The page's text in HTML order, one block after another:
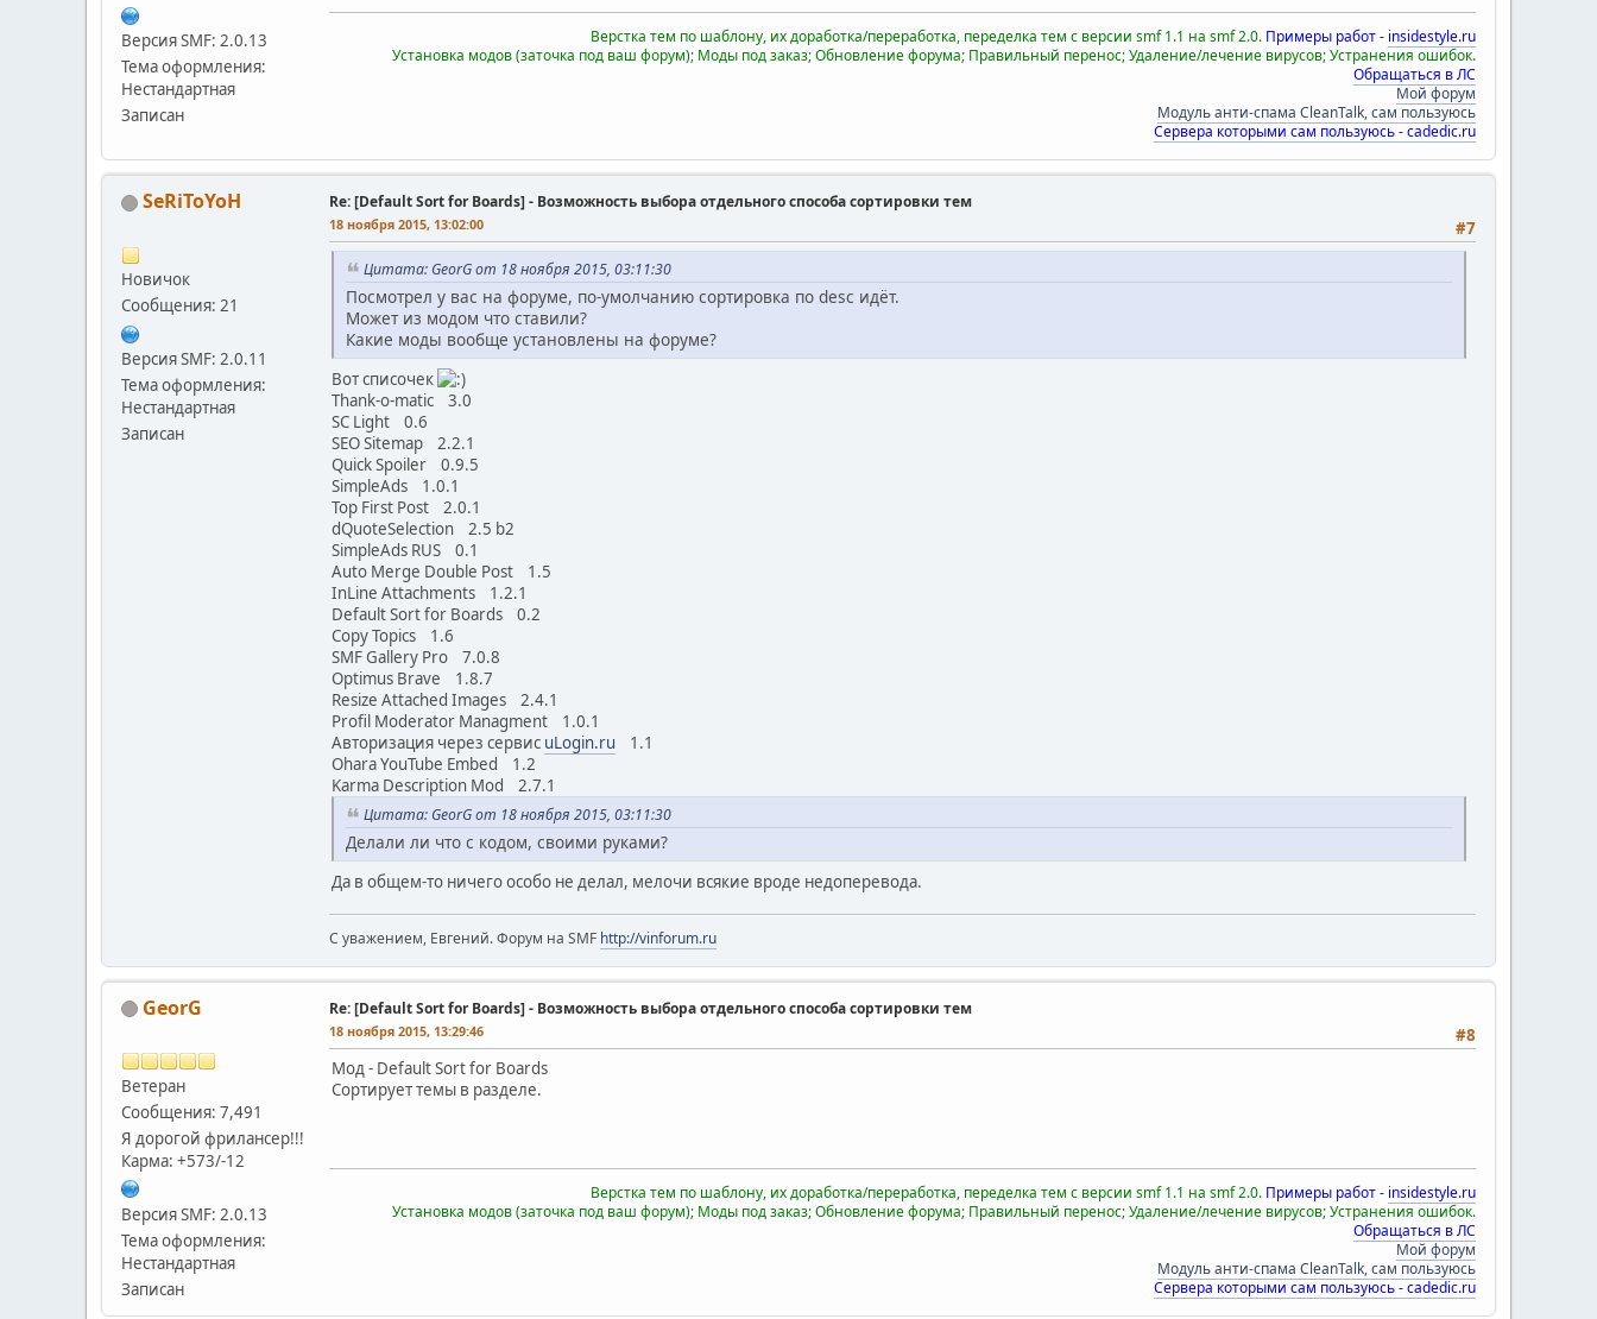
Версия SMF: 2.0.13
Тема оформления:
Нестандартная
Записан
Верстка тем по шаблону, их доработка/переработка, переделка тем с версии smf 1.1 на smf 2.0. Примеры работ - insidestyle.ru
Установка модов (заточка под ваш форум); Моды под заказ; Обновление форума; Правильный перенос; Удаление/лечение вирусов; Устранения ошибок.
Обращаться в ЛС
Мой форум
Модуль анти-спама CleanTalk, сам пользуюсь
Сервера которыми сам пользуюсь - cadedic.ru
SeRiToYoH
Новичок
Сообщения: 21
Версия SMF: 2.0.11
Тема оформления:
Нестандартная
Записан
Re: [Default Sort for Boards] - Возможность выбора отдельного способа сортировки тем
#7
18 ноября 2015, 13:02:00
Цитата: GeorG от 18 ноября 2015, 03:11:30
Посмотрел у вас на форуме, по-умолчанию сортировка по desc идёт.
Может из модом что ставили?
Какие моды вообще установлены на форуме?
Вот списочек
Thank-o-matic 3.0
SC Light 0.6
SEO Sitemap 2.2.1
Quick Spoiler 0.9.5
SimpleAds 1.0.1
Top First Post 2.0.1
dQuoteSelection 2.5 b2
SimpleAds RUS 0.1
Auto Merge Double Post 1.5
InLine Attachments 1.2.1
Default Sort for Boards 0.2
Copy Topics 1.6
SMF Gallery Pro 7.0.8
Optimus Brave 1.8.7
Resize Attached Images 2.4.1
Profil Moderator Managment 1.0.1
Авторизация через сервис uLogin.ru 1.1
Ohara YouTube Embed 1.2
Karma Description Mod 2.7.1
Цитата: GeorG от 18 ноября 2015, 03:11:30
Делали ли что с кодом, своими руками?
Да в общем-то ничего особо не делал, мелочи всякие вроде недоперевода.
С уважением, Евгений. Форум на SMF http://vinforum.ru
GeorG
Ветеран
Сообщения: 7,491
Я дорогой фрилансер!!!
Карма: +573/-12
Версия SMF: 2.0.13
Тема оформления:
Нестандартная
Записан
Re: [Default Sort for Boards] - Возможность выбора отдельного способа сортировки тем
#8
18 ноября 2015, 13:29:46
Мод - Default Sort for Boards
Сортирует темы в разделе.
Верстка тем по шаблону, их доработка/переработка, переделка тем с версии smf 1.1 на smf 2.0. Примеры работ - insidestyle.ru
Установка модов (заточка под ваш форум); Моды под заказ; Обновление форума; Правильный перенос; Удаление/лечение вирусов; Устранения ошибок.
Обращаться в ЛС
Мой форум
Модуль анти-спама CleanTalk, сам пользуюсь
Сервера которыми сам пользуюсь - cadedic.ru